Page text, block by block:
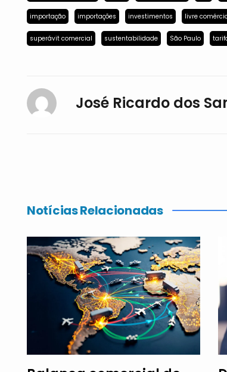
importação importações investimentos livre
superávit comercial sustentabilidade São Paulo
José Ricardo dos
Notícias Relacionadas